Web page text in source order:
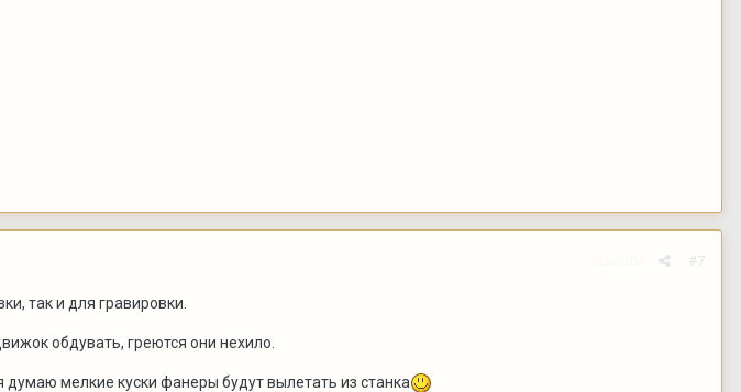
#7
так и для гравировки.
обдувать, греются они нехило.
думаю мелкие куски фанеры будут вылетать из станка